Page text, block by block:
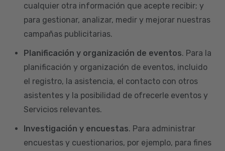
cualquier otra información que acepte recibir; y
para gestionar, analizar, medir y mejorar nuestras
campañas publicitarias.
Planificación y organización de eventos. Para la
planificación y organización de eventos, incluido
el registro, la asistencia, el contacto con otros
asistentes y la posibilidad de ofrecerle eventos y
Servicios relevantes.
Investigación y encuestas. Para administrar
encuestas y cuestionarios, por ejemplo, para fines